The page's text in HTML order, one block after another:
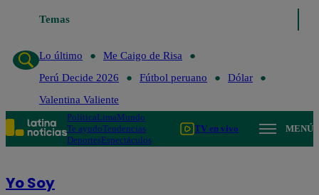
Temas
Lo último
Me Caigo de Risa
Perú Decide 2026
Fútbol peruano
Dólar
Valentina Valiente
PolíticaLimaMundo
Te ayudoTendencias
DeportesEspectáculos
TV en vivo MENÚ
Yo Soy